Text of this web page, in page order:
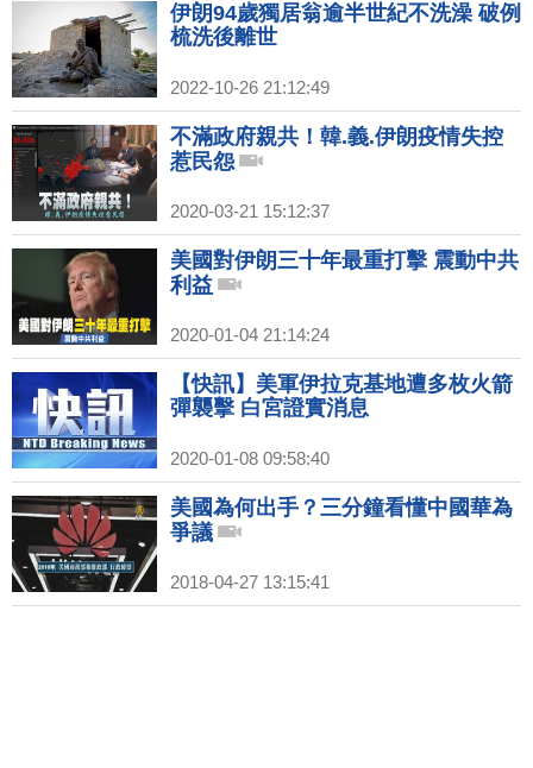
伊朗94歲獨居翁逾半世紀不洗澡 破例
梳洗後離世
2022-10-26 21:12:49
不滿政府親共！韓.義.伊朗疫情失控
惹民怨
2020-03-21 15:12:37
美國對伊朗三十年最重打擊 震動中共
利益
2020-01-04 21:14:24
【快訊】美軍伊拉克基地遭多枚火箭
彈襲擊 白宮證實消息
2020-01-08 09:58:40
美國為何出手？三分鐘看懂中國華為
爭議
2018-04-27 13:15:41